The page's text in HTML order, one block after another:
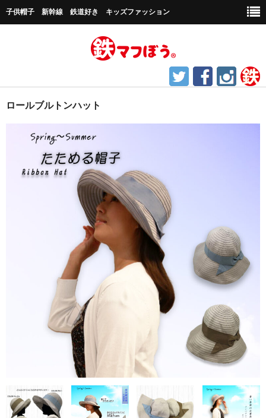
子供帽子 新幹線 鉄道好き キッズファッション
ホーム
帽子など
キャップ帽子
新幹線シリーズ
貨物シリーズ
チャギントンシリーズ
アドバンスシリーズ
冬の帽子
新幹線シリーズ（冬）
私鉄・在来線シリーズ（冬）
くつ下
ロールブルトンハット